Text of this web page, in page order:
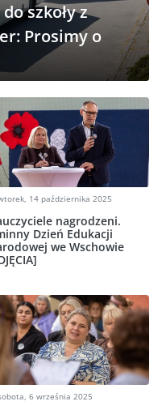
szkoły z
Prosimy o
14 października 2025
nagrodzeni.
Dzień Edukacji
we Wschowie
6 września 2025